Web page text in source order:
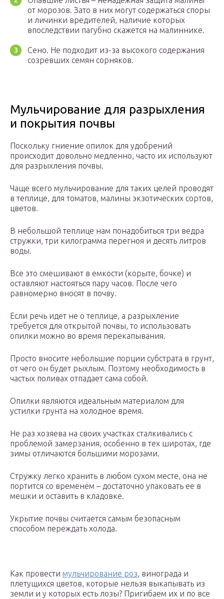
от морозов. Зато в них могут содержаться споры
и личинки вредителей, наличие которых
впоследствии пагубно скажется на малиннике.
Сено. Не подходит из-за высокого содержания
созревших семян сорняков.
Мульчирование для разрыхления
и покрытия почвы
Поскольку гниение опилок для удобрений
происходит довольно медленно, часто их используют
для разрыхления почвы.
Чаще всего мульчирование для таких целей проводят
в теплице, для томатов, малины экзотических сортов,
цветов.
В небольшой теплице нам понадобиться три ведра
стружки, три килограмма перегноя и десять литров
воды.
Все это смешивают в емкости (корыте, бочке) и
оставляют настояться пару часов. После чего
равномерно вносят в почву.
Если речь идет не о теплице, а разрыхление
требуется для открытой почвы, то использовать
опилки можно во время перекапывания.
Просто вносите небольшие порции субстрата в грунт,
от чего он будет рыхлым. Поэтому необходимость в
частых поливах отпадает сама собой.
Опилки являются идеальным материалом для
устилки грунта на холодное время.
Не раз хозяева на своих участках сталкивались с
проблемой замерзания, особенно в тех широтах, где
зимы отличаются большими морозами.
Стружку легко хранить в любом сухом месте, она не
портится со временем – достаточно упаковать ее в
мешки и оставить в кладовке.
Укрытие почвы считается самым безопасным
способом переждать холода.
Как провести мульчирование роз, винограда и
плетущихся цветов, которые нельзя выкапывать из
земли и у которых есть лозы? Пригибаем их и по все